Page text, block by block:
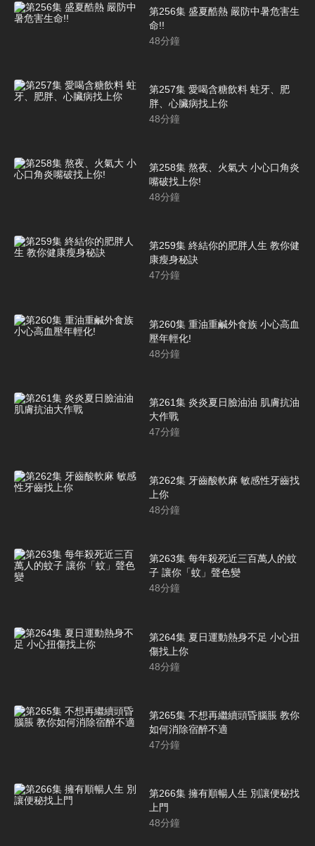
第256集 盛夏酷熱 嚴防中暑危害生
命!!
48分鐘
第257集 愛喝含糖飲料 蛀牙、肥
胖、心臟病找上你
48分鐘
第258集 熬夜、火氣大 小心口角炎
嘴破找上你!
48分鐘
第259集 終結你的肥胖人生 教你健
康瘦身秘訣
47分鐘
第260集 重油重鹹外食族 小心高血
壓年輕化!
48分鐘
第261集 炎炎夏日臉油油 肌膚抗油
大作戰
47分鐘
第262集 牙齒酸軟麻 敏感性牙齒找
上你
48分鐘
第263集 每年殺死近三百萬人的蚊
子 讓你「蚊」聲色變
48分鐘
第264集 夏日運動熱身不足 小心扭
傷找上你
48分鐘
第265集 不想再繼續頭昏腦脹 教你
如何消除宿醉不適
47分鐘
第266集 擁有順暢人生 別讓便秘找
上門
48分鐘